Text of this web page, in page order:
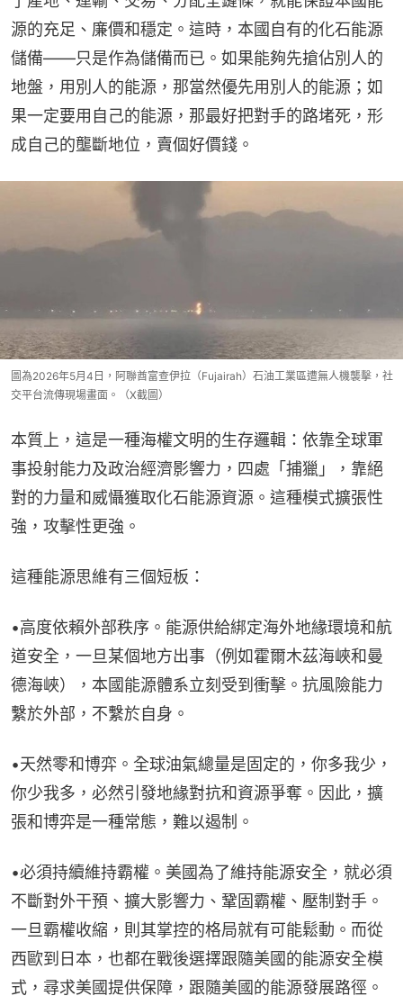
源的充足、廉價和穩定。這時，本國自有的化石能源
儲備——只是作為儲備而已。如果能夠先搶佔別人的
地盤，用別人的能源，那當然優先用別人的能源；如
果一定要用自己的能源，那最好把對手的路堵死，形
成自己的壟斷地位，賣個好價錢。
圖為2026年5月4日，阿聯酋富查伊拉（Fujairah）石油工業區遭無人機襲擊，社
交平台流傳現場畫面。（X截圖）
本質上，這是一種海權文明的生存邏輯：依靠全球軍
事投射能力及政治經濟影響力，四處「捕獵」，靠絕
對的力量和威懾獲取化石能源資源。這種模式擴張性
強，攻擊性更強。
這種能源思維有三個短板：
•高度依賴外部秩序。能源供給綁定海外地緣環境和航
道安全，一旦某個地方出事（例如霍爾木茲海峽和曼
德海峽），本國能源體系立刻受到衝擊。抗風險能力
繫於外部，不繫於自身。
•天然零和博弈。全球油氣總量是固定的，你多我少，
你少我多，必然引發地緣對抗和資源爭奪。因此，擴
張和博弈是一種常態，難以遏制。
•必須持續維持霸權。美國為了維持能源安全，就必須
不斷對外干預、擴大影響力、鞏固霸權、壓制對手。
一旦霸權收縮，則其掌控的格局就有可能鬆動。而從
西歐到日本，也都在戰後選擇跟隨美國的能源安全模
式，尋求美國提供保障，跟隨美國的能源發展路徑。